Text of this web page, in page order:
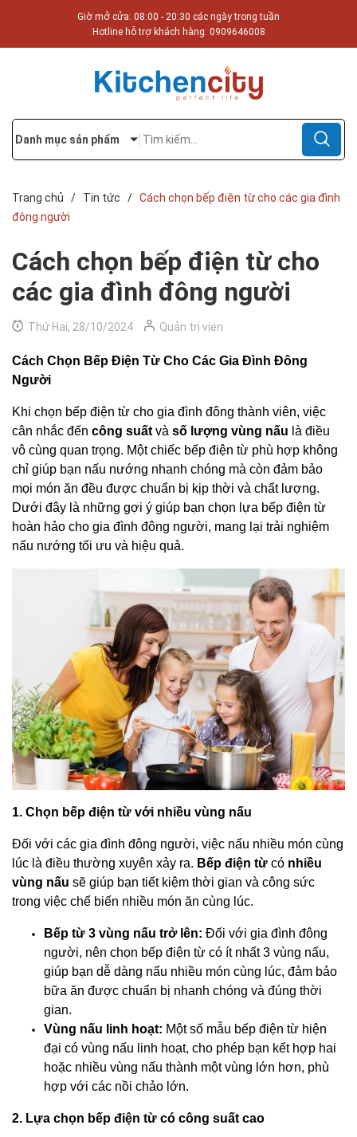
Giờ mở cửa: 08:00 - 20:30 các ngày trong tuần
Hotline hỗ trợ khách hàng: 0909646008
Danh mục sản phẩm
Trang chủ / Tin tức / Cách chọn bếp điện từ cho các gia đình
đông người
Cách chọn bếp điện từ cho
các gia đình đông người
Thứ Hai, 28/10/2024 Quản trị vien
Cách Chọn Bếp Điện Từ Cho Các Gia Đình Đông
Người
Khi chọn bếp điện từ cho gia đình đông thành viên, việc
cân nhắc đến công suất và số lượng vùng nấu là điều
vô cùng quan trọng. Một chiếc bếp điện từ phù hợp không
chỉ giúp bạn nấu nướng nhanh chóng mà còn đảm bảo
mọi món ăn đều được chuẩn bị kịp thời và chất lượng.
Dưới đây là những gợi ý giúp bạn chọn lựa bếp điện từ
hoàn hảo cho gia đình đông người, mang lại trải nghiệm
nấu nướng tối ưu và hiệu quả.
1. Chọn bếp điện từ với nhiều vùng nấu
Đối với các gia đình đông người, việc nấu nhiều món cùng
lúc là điều thường xuyên xảy ra. Bếp điện từ có nhiều
vùng nấu sẽ giúp bạn tiết kiệm thời gian và công sức
trong việc chế biến nhiều món ăn cùng lúc.
Bếp từ 3 vùng nấu trở lên: Đối với gia đình đông
người, nên chọn bếp điện từ có ít nhất 3 vùng nấu,
giúp bạn dễ dàng nấu nhiều món cùng lúc, đảm bảo
bữa ăn được chuẩn bị nhanh chóng và đúng thời
gian.
Vùng nấu linh hoạt: Một số mẫu bếp điện từ hiện
đại có vùng nấu linh hoạt, cho phép bạn kết hợp hai
hoặc nhiều vùng nấu thành một vùng lớn hơn, phù
hợp với các nồi chảo lớn.
2. Lựa chọn bếp điện từ có công suất cao